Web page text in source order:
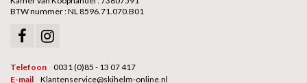
BTW nummer : NL 8596.71.070.B01
Telefoon
0031 (0)85 - 13 07 417
E-mail
Klantenservice@skihelm-online.nl